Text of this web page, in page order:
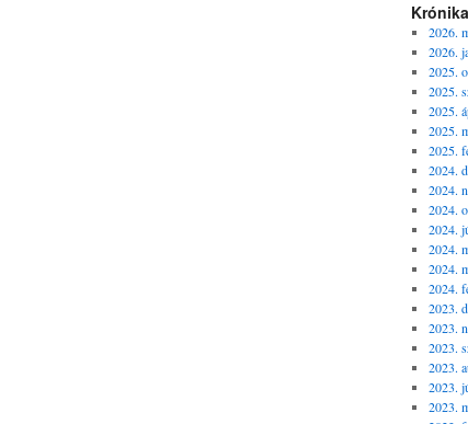
Krónika
2026.
2026.
2025.
2025.
2025.
2025.
2025.
2024.
2024.
2024.
2024.
2024.
2024.
2024.
2023.
2023.
2023.
2023.
2023.
2023.